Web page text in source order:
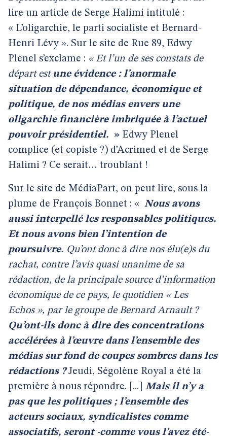
lire un article de Serge Halimi intitulé :
« L’oligarchie, le parti socialiste et Bernard-
Henri Lévy ». Sur le site de Rue 89, Edwy
Plenel s’exclame : « Et l’un de ses constats de
départ est une évidence : l’anormale
situation de dépendance, économique et
politique, de nos médias envers une
oligarchie financière imbriquée à l’actuel
pouvoir présidentiel. » Edwy Plenel
complice (et copiste ?) d’Acrimed et de Serge
Halimi ? Ce serait… troublant !
Sur le site de MédiaPart, on peut lire, sous la
plume de François Bonnet : « Nous avons
aussi interpellé les responsables politiques.
Et nous avons bien l’intention de
poursuivre. Qu’ont donc à dire nos élu(e)s du
rachat, contre l’avis quasi unanime de sa
rédaction, de la principale source d’information
économique de ce pays, le quotidien « Les
Echos », par le groupe de Bernard Arnault ?
Qu’ont-ils donc à dire des concentrations
accélérées à l’œuvre dans l’ensemble des
médias sur fond de coupes sombres dans les
rédactions ? Jeudi, Ségolène Royal a été la
première à nous répondre. [...] Mais il n’y a
pas que les politiques ; l’ensemble des
acteurs sociaux, syndicalistes comme
associatifs, seront -comme vous l’avez été-